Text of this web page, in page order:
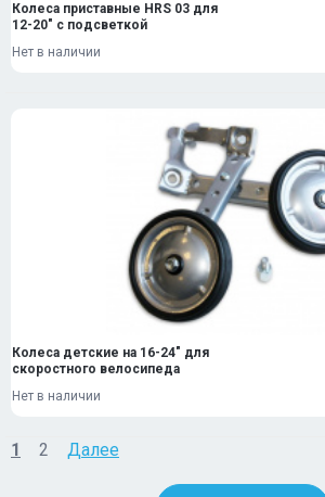
Колеса приставные HRS 03 для
12-20" с подсветкой
Нет в наличии
Колеса детские на 16-24" для
скоростного велосипеда
Нет в наличии
1 2 Далее